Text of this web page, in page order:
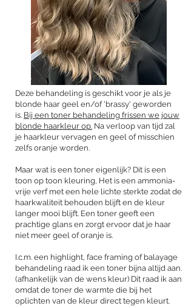
Deze behandeling is geschikt voor je als je
blonde haar geel en/of 'brassy' geworden
is. Bij een toner behandeling frissen we jouw
blonde haarkleur op. Na verloop van tijd zal
je haarkleur vervagen en geel of misschien
zelfs oranje worden.
Maar wat is een toner eigenlijk? Dit is een
toon op toon kleuring, Het is een ammonia-
vrije verf met een hele lichte sterkte zodat de
haarkwaliteit behouden blijft en de kleur
langer mooi blijft. Een toner geeft een
prachtige glans en zorgt ervoor dat je haar
niet meer geel of oranje is.
I.c.m. een highlight, face framing of balayage
behandeling raad ik een toner bijna altijd aan.
(afhankelijk van de wens kleur) Dit raad ik aan
omdat de toner de warmte die bij het
oplichten van de kleur direct tegen kleurt.